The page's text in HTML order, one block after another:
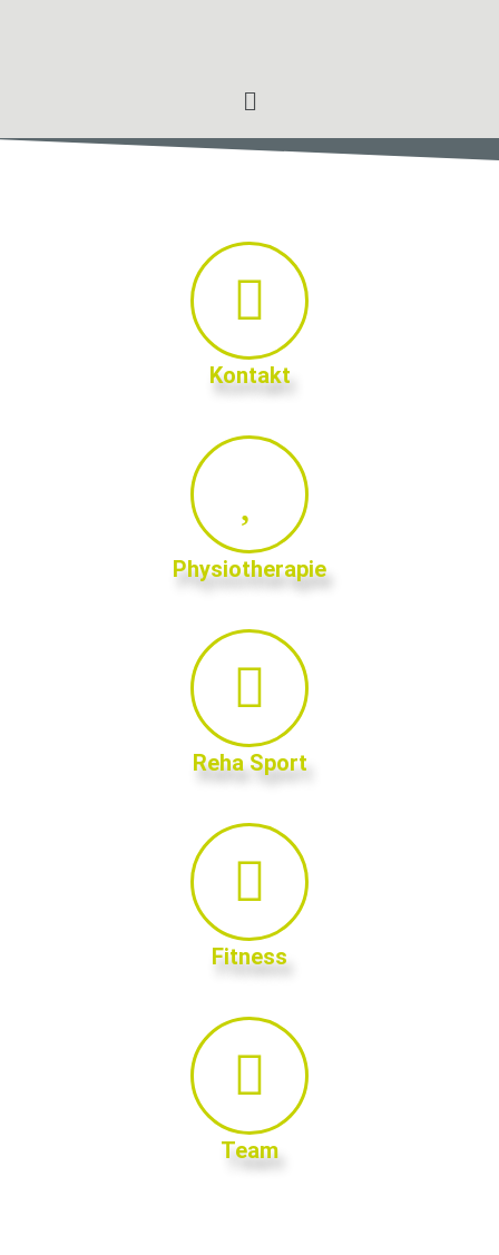
Kontakt
Physiotherapie
Reha Sport
Fitness
Team